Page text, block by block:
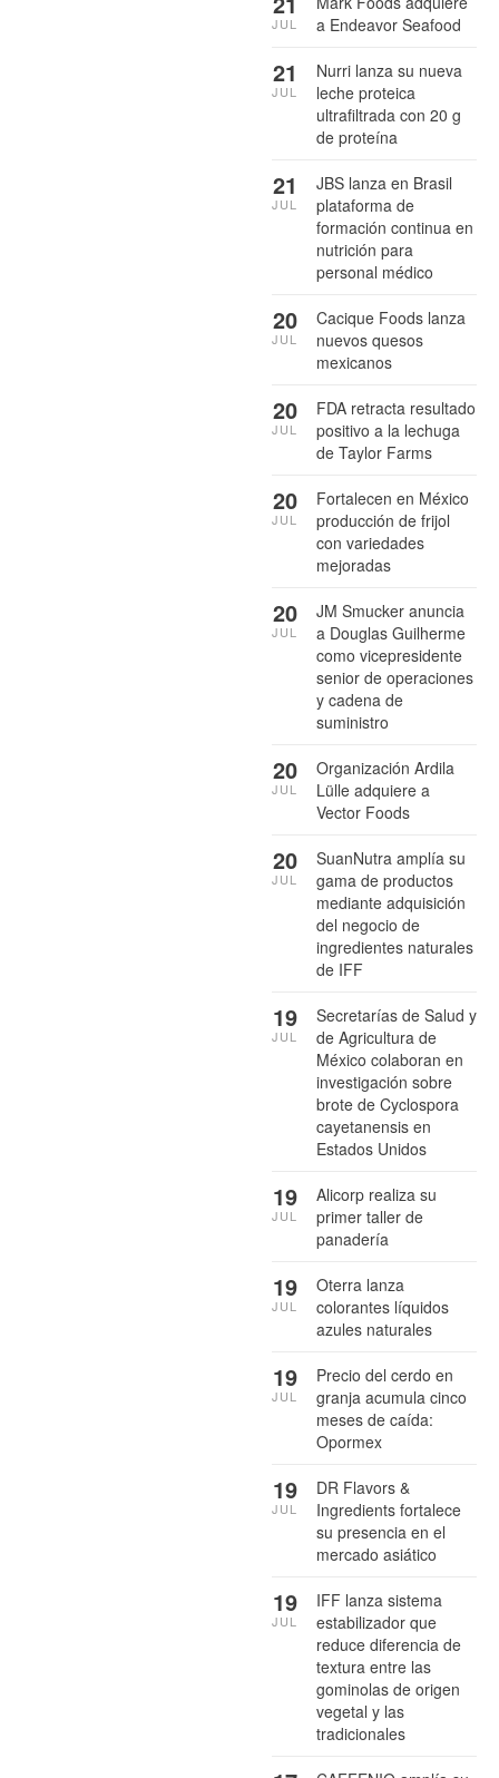
a Endeavor Seafood
JUL
Nurri lanza su nueva
leche proteica
ultrafiltrada con 20 g
de proteína
21
JUL
JBS lanza en Brasil
plataforma de
formación continua en
nutrición para
personal médico
21
JUL
Cacique Foods lanza
nuevos quesos
mexicanos
20
JUL
FDA retracta resultado
positivo a la lechuga
de Taylor Farms
20
JUL
Fortalecen en México
producción de frijol
con variedades
mejoradas
20
JUL
JM Smucker anuncia
a Douglas Guilherme
como vicepresidente
senior de operaciones
y cadena de
suministro
20
JUL
Organización Ardila
Lülle adquiere a
Vector Foods
20
JUL
SuanNutra amplía su
gama de productos
mediante adquisición
del negocio de
ingredientes naturales
de IFF
20
JUL
Secretarías de Salud y
de Agricultura de
México colaboran en
investigación sobre
brote de Cyclospora
cayetanensis en
Estados Unidos
19
JUL
Alicorp realiza su
primer taller de
panadería
19
JUL
Oterra lanza
colorantes líquidos
azules naturales
19
JUL
Precio del cerdo en
granja acumula cinco
meses de caída:
Opormex
19
JUL
DR Flavors &
Ingredients fortalece
su presencia en el
mercado asiático
19
JUL
IFF lanza sistema
estabilizador que
reduce diferencia de
textura entre las
gominolas de origen
vegetal y las
tradicionales
19
JUL